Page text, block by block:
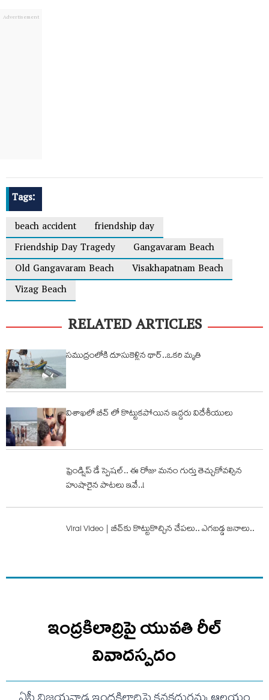
Tags:
beach accident
friendship day
Friendship Day Tragedy
Gangavaram Beach
Old Gangavaram Beach
Visakhapatnam Beach
Vizag Beach
RELATED ARTICLES
సముద్రంలోకి దూసుకెళ్లిన థార్..ఒకరి మృతి
విశాఖలో బీచ్ లో కొట్టుకపోయిన ఇద్దరు విదేశీయులు
ఫ్రెండ్షిప్ డే స్పెష‌ల్.. ఈ రోజు మ‌నం గుర్తు తెచ్చుకోవ‌ల్సిన
హుషారైన పాట‌లు ఇవే..!
Viral Video | బీచ్‌కు కొట్టుకొచ్చిన చేప‌లు.. ఎగ‌బ‌డ్డ జ‌నాలు..
ఇంద్రకిలాద్రిపై యువతి రీల్
వివాదస్పదం